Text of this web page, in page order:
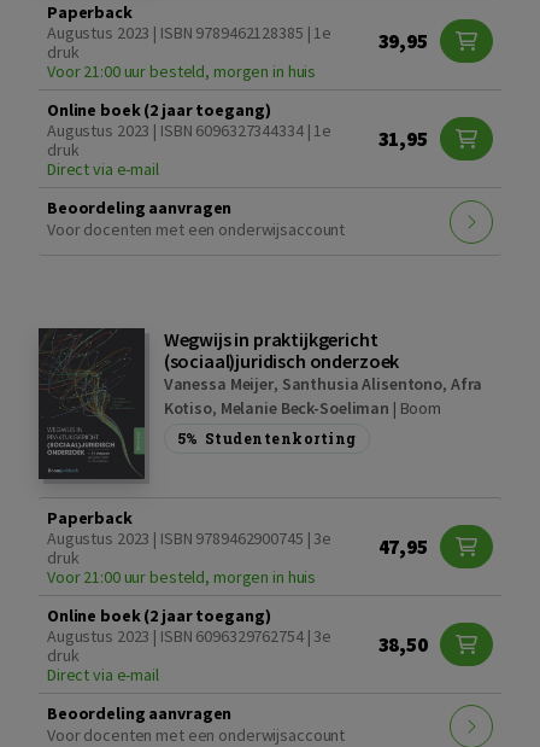
Paperback
Augustus 2023 | ISBN 9789462128385 | 1e
druk
Voor 21:00 uur besteld, morgen in huis
39,95
Online boek (2 jaar toegang)
Augustus 2023 | ISBN 6096327344334 | 1e
druk
Direct via e-mail
31,95
Beoordeling aanvragen
Voor docenten met een onderwijsaccount
Wegwijs in praktijkgericht
(sociaal)juridisch onderzoek
Vanessa Meijer, Santhusia Alisentono, Afra
Kotiso, Melanie Beck-Soeliman | Boom
5% Studentenkorting
Paperback
Augustus 2023 | ISBN 9789462900745 | 3e
druk
Voor 21:00 uur besteld, morgen in huis
47,95
Online boek (2 jaar toegang)
Augustus 2023 | ISBN 6096329762754 | 3e
druk
Direct via e-mail
38,50
Beoordeling aanvragen
Voor docenten met een onderwijsaccount